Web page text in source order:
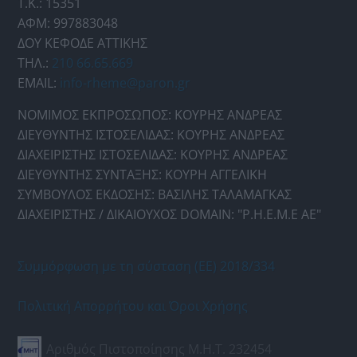
ΑΦΜ: 997883048
ΔΟΥ ΚΕΦΟΔΕ ΑΤΤΙΚΗΣ
ΤΗΛ.: 210 66.65.669
EMAIL: info-rheme@paron.gr
ΝΟΜΙΜΟΣ ΕΚΠΡΟΣΩΠΟΣ: ΚΟΥΡΗΣ ΑΝΔΡΕΑΣ
ΔΙΕΥΘΥΝΤΗΣ ΙΣΤΟΣΕΛΙΔΑΣ: ΚΟΥΡΗΣ ΑΝΔΡΕΑΣ
ΔΙΑΧΕΙΡΙΣΤΗΣ ΙΣΤΟΣΕΛΙΔΑΣ: ΚΟΥΡΗΣ ΑΝΔΡΕΑΣ
ΔΙΕΥΘΥΝΤΗΣ ΣΥΝΤΑΞΗΣ: ΚΟΥΡΗ ΑΓΓΕΛΙΚΗ
ΣΥΜΒΟΥΛΟΣ ΕΚΔΟΣΗΣ: ΒΑΣΙΛΗΣ ΤΑΛΑΜΑΓΚΑΣ
ΔΙΑΧΕΙΡΙΣΤΗΣ / ΔΙΚΑΙΟΥΧΟΣ DOMAIN: "Ρ.Η.Ε.Μ.Ε ΑΕ"
Συμμόρφωση με τη σύσταση (ΕΕ) 2018/334
Πολιτική Απορρήτου και Όροι Χρήσης